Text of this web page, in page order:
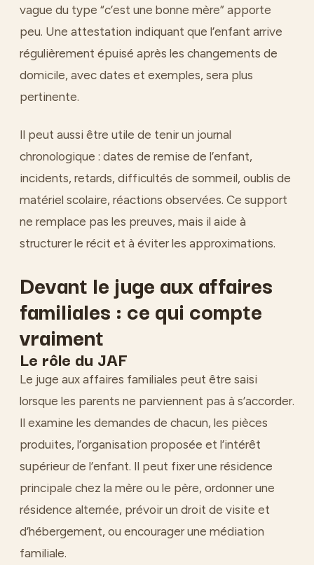
vague du type “c’est une bonne mère” apporte
peu. Une attestation indiquant que l’enfant arrive
régulièrement épuisé après les changements de
domicile, avec dates et exemples, sera plus
pertinente.
Il peut aussi être utile de tenir un journal
chronologique : dates de remise de l’enfant,
incidents, retards, difficultés de sommeil, oublis de
matériel scolaire, réactions observées. Ce support
ne remplace pas les preuves, mais il aide à
structurer le récit et à éviter les approximations.
Devant le juge aux affaires
familiales : ce qui compte
vraiment
Le rôle du JAF
Le juge aux affaires familiales peut être saisi
lorsque les parents ne parviennent pas à s’accorder.
Il examine les demandes de chacun, les pièces
produites, l’organisation proposée et l’intérêt
supérieur de l’enfant. Il peut fixer une résidence
principale chez la mère ou le père, ordonner une
résidence alternée, prévoir un droit de visite et
d’hébergement, ou encourager une médiation
familiale.